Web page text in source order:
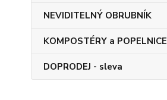
NEVIDITELNÝ OBRUBNÍK
KOMPOSTÉRY a POPELNICE
DOPRODEJ - sleva